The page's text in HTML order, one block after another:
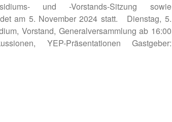
und -Vorstands-Sitzung sowie
am 5. November 2024 statt. Dienstag, 5.
Vorstand, Generalversammlung ab 16:00
YEP-Präsentationen Gastgeber: